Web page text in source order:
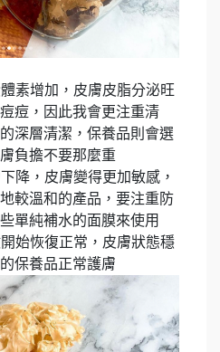
素增加，皮膚皮脂分泌旺
痘，因此我會更注重清
深層清潔，保養品則會選
負擔不要那麼重
降，皮膚變得更加敏感，
較溫和的產品，要注重防
單純補水的面膜來使用
始恢復正常，皮膚狀態穩
保養品正常護膚